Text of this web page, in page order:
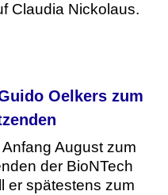
Claudia Nickolaus.
Oelkers zum
August zum
der BioNTech
er spätestens zum